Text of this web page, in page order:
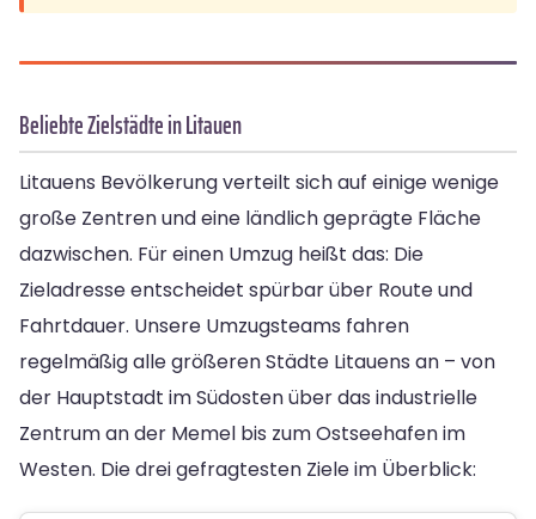
Beliebte Zielstädte in Litauen
Litauens Bevölkerung verteilt sich auf einige wenige
große Zentren und eine ländlich geprägte Fläche
dazwischen. Für einen Umzug heißt das: Die
Zieladresse entscheidet spürbar über Route und
Fahrtdauer. Unsere Umzugsteams fahren
regelmäßig alle größeren Städte Litauens an – von
der Hauptstadt im Südosten über das industrielle
Zentrum an der Memel bis zum Ostseehafen im
Westen. Die drei gefragtesten Ziele im Überblick: